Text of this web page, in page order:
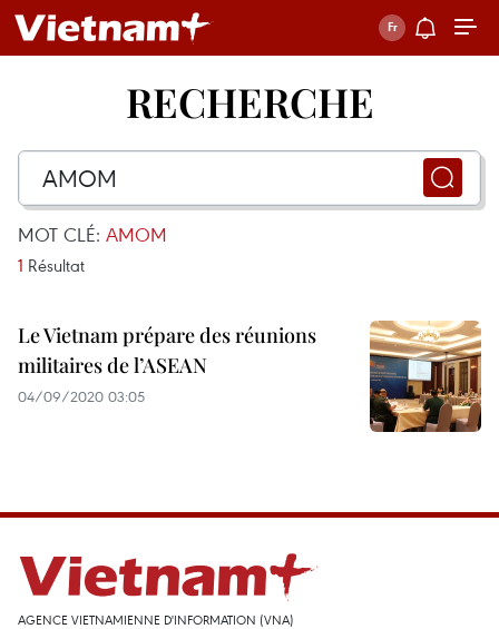
RECHERCHE
MOT CLÉ: AMOM
1 Résultat
Le Vietnam prépare des réunions
militaires de l’ASEAN
04/09/2020 03:05
AGENCE VIETNAMIENNE D'INFORMATION (VNA)